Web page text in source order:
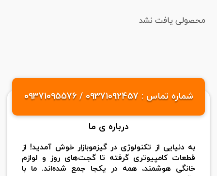
محصولی یافت نشد
شماره تماس : 09371092457 / 09371095576
درباره ی ما
به دنیایی از تکنولوژی در گیزموبازار خوش آمدید! از
قطعات کامپیوتری گرفته تا گجت‌های روز و لوازم
خانگی هوشمند، همه در یکجا جمع شده‌اند. ما با